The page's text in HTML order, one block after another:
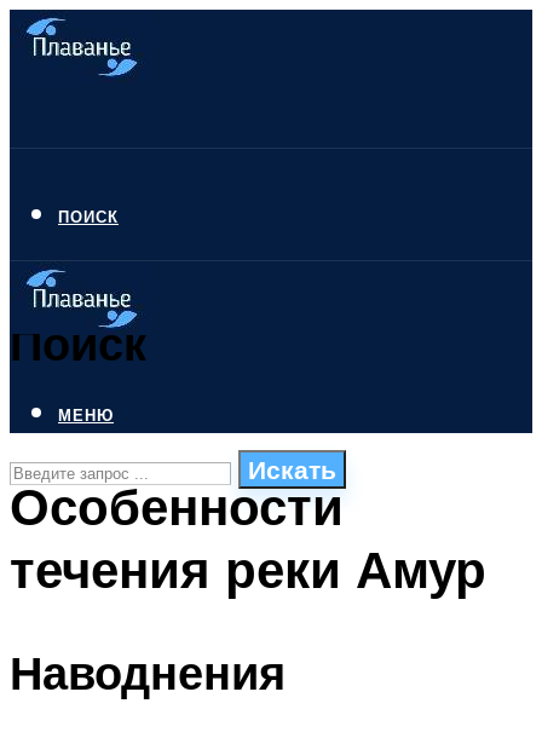
ПОИСК
Поиск
Искать
ПЛАВАНЬЕ ДЛЯ ДЕТЕЙ
ОЧИСТКА БАССЕЙНОВ
МЕНЮ
Особенности
течения реки Амур
Наводнения